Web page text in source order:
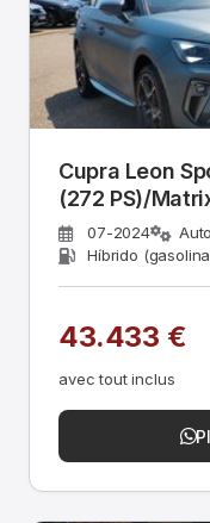
Cupra Leon
(272 PS)/
07-2024
Híbrido
43.433 €
avec tout inclus